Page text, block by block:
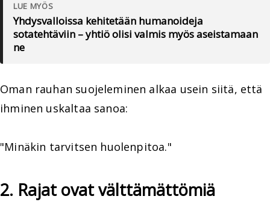
LUE MYÖS
Yhdysvalloissa kehitetään humanoideja
sotatehtäviin – yhtiö olisi valmis myös aseistamaan
ne
Oman rauhan suojeleminen alkaa usein siitä, että
ihminen uskaltaa sanoa:
"Minäkin tarvitsen huolenpitoa."
2. Rajat ovat välttämättömiä